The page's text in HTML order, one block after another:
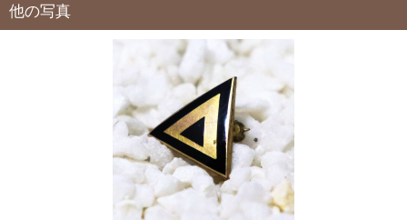
他の写真